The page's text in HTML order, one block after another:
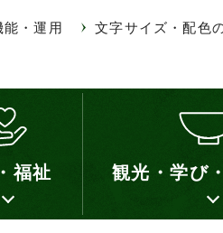
能・運用 文字サイズ・配色
福祉 観光・学び